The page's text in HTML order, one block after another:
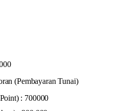
(Pembayaran Tunai)
: 700000